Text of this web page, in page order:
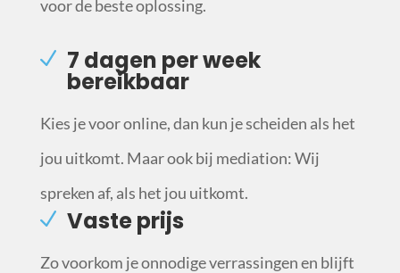
voor de beste oplossing.
7 dagen per week
bereikbaar
Kies je voor online, dan kun je scheiden als het
jou uitkomt. Maar ook bij mediation: Wij
spreken af, als het jou uitkomt.
Vaste prijs
Zo voorkom je onnodige verrassingen en blijft